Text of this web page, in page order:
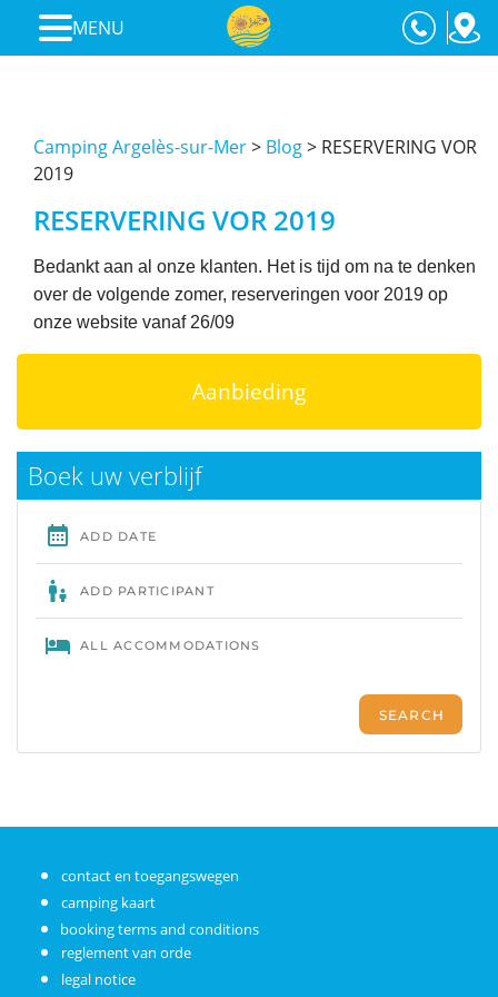
MENU
Camping Argelès-sur-Mer> Blog> RESERVERING VOR
2019
RESERVERING VOR 2019
Bedankt aan al onze klanten. Het is tijd om na te denken
over de volgende zomer, reserveringen voor 2019 op
onze website vanaf 26/09
Aanbieding
Boek uw verblijf
contact en toegangswegen
camping kaart
booking terms and conditions
reglement van orde
legal notice